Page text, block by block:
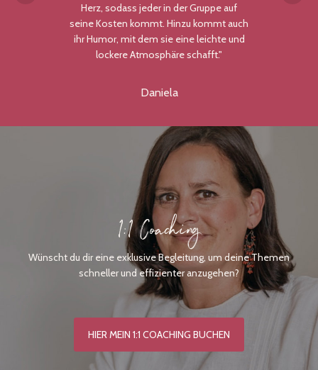
Herz, sodass jeder in der Gruppe auf
seine Kosten kommt. Hinzu kommt auch
ihr Humor, mit dem sie eine leichte und
lockere Atmosphäre schafft."
Daniela
1:1 Coaching
Wünscht du dir eine exklusive Begleitung, um deine Themen
schneller und effizienter anzugehen?
HIER MEIN 1:1 COACHING BUCHEN